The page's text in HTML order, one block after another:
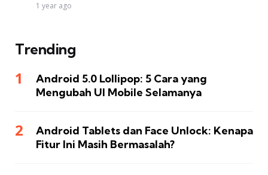
1 year ago
Trending
Android 5.0 Lollipop: 5 Cara yang
Mengubah UI Mobile Selamanya
Android Tablets dan Face Unlock: Kenapa
Fitur Ini Masih Bermasalah?